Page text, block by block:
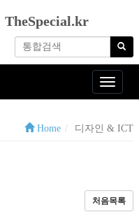
TheSpecial.kr
Toggle
Home 디자인 & ICT
처음목록